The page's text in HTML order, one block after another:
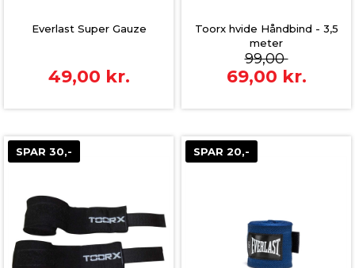
Everlast Super Gauze
49,00 kr.
Toorx hvide Håndbind - 3,5
meter
99,00
69,00 kr.
SPAR 30,- SPAR 20,-